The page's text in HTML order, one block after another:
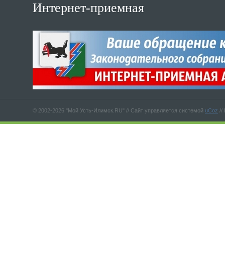
Интернет-приемная
© 2002-2026 "Мой Усть-Илимск.RU" // Сайт управляется системой uCoz //